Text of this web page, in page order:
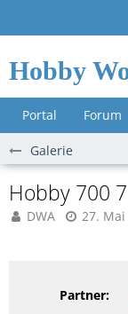
Hobby
Portal Forum
Galerie
Hobby 700
DWA 27. Mai
Partner: